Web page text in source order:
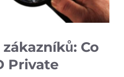
Co
Private